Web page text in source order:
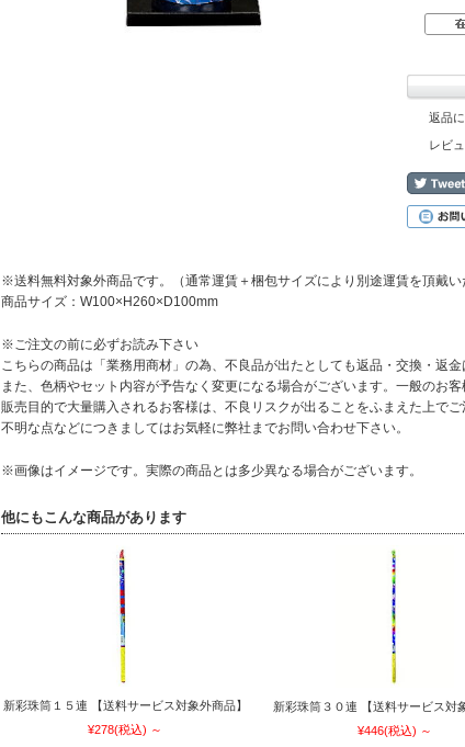
返品
レビ
※送料無料対象外商品です。（通常運賃＋梱包サイズにより別途運賃を頂戴い
商品サイズ：W100×H260×D100mm
※ご注文の前に必ずお読み下さい
こちらの商品は「業務用商材」の為、不良品が出たとしても返品・交換・返金
また、色柄やセット内容が予告なく変更になる場合がございます。一般のお
販売目的で大量購入されるお客様は、不良リスクが出ることをふまえた上でご
不明な点などにつきましてはお気軽に弊社までお問い合わせ下さい。
※画像はイメージです。実際の商品とは多少異なる場合がございます。
他にもこんな商品があります
新彩珠筒１５連 【送料サービス対象外商品】
¥278(税込) ～
新彩珠筒３０連 【送料サービス対
¥446(税込) ～